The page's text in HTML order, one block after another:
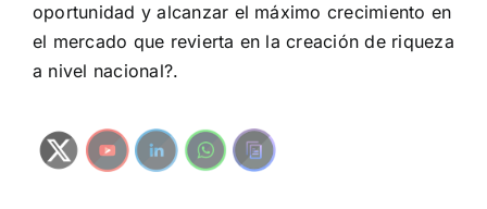
oportunidad y alcanzar el máximo crecimiento en
el mercado que revierta en la creación de riqueza
a nivel nacional?.